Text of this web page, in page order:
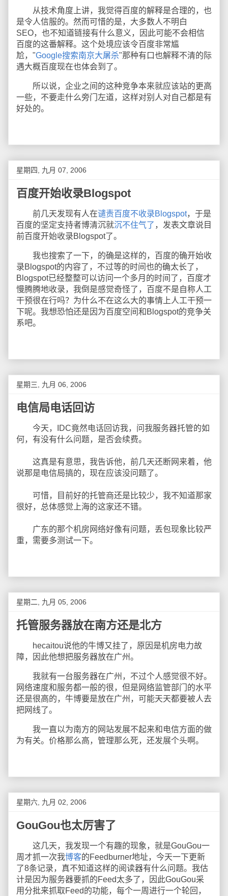
从技术角度上讲，我觉得百度的解释是合理的，也
是令人信服的。然而可惜的是，大多数人不明白
SEO，也不知道链接有什么意义，因此可能不会相信
百度的这番解释。这个处境应该令百度非常尴
尬，"Google搜索南京大屠杀"那种有口也解释不清的际
遇大概百度现在也体会到了。
所以说，企业之间的这种竞争本来就应该站的更高
一些，不要走什么旁门左道，这样对别人对自己都是有
好处的。
星期四, 九月 07, 2006
百度开始收录Blogspot
前几天发现有人在谴责百度不收录Blogspot，于是
百度的坚定支持者博清沉就沉不住气了 ，发表文章说目
前百度开始收录Blogspot了。
我也搜索了一下，的确是这样的，百度的确开始收
录Blogspot的内容了，不过等的时间也的确太长了，
Blogspot已经整整可以访问一个多月的时间了，百度才
慢腾腾地收录，我倒是感觉奇怪了，百度不是自称人工
干预很在行吗？为什么不在这么大的事情上人工干预一
下呢。我想恐怕还是因为百度空间和Blogspot的竞争关
系吧。
星期三, 九月 06, 2006
电信局电话回访
今天，IDC竟然电话回访我，问我服务器托管的如
何，有没有什么问题，是否会续费。
这真是有意思，我告诉他，前几天还断网来着，他
说那是电信局搞的，现在应该没问题了。
可惜，目前好的托管商还是比较少，我不知道那家
很好，总体感觉上海的这家还不错。
广东的那个机房网络好像有问题，丢包现象比较严
重，需要多测试一下。
星期二, 九月 05, 2006
托管服务器放在南方还是北方
hecaitou说他的牛博又挂了，原因是机房电力故
障，因此他想把服务器放在广州。
我就有一台服务器在广州，不过个人感觉很不好。
网络速度和服务都一般的很，但是网络监管部门的水平
还是很高的，牛博要是放在广州，可能天天都要被人去
把网线了。
我一直以为南方的网站发展不起来和电信方面的做
为有关。价格那么高，管理那么死，还发展个头啊。
星期六, 九月 02, 2006
GouGou也太厉害了
这几天，我发现一个有趣的现象，就是GouGou一
周才抓一次我博客的Feedburner地址，今天一下更新
了8条记录，真不知道这样的阅读器有什么问题。我估
计是因为服务器要抓的Feed太多了，因此GouGou采
用分批来抓取Feed的功能，每个一周进行一个轮回，